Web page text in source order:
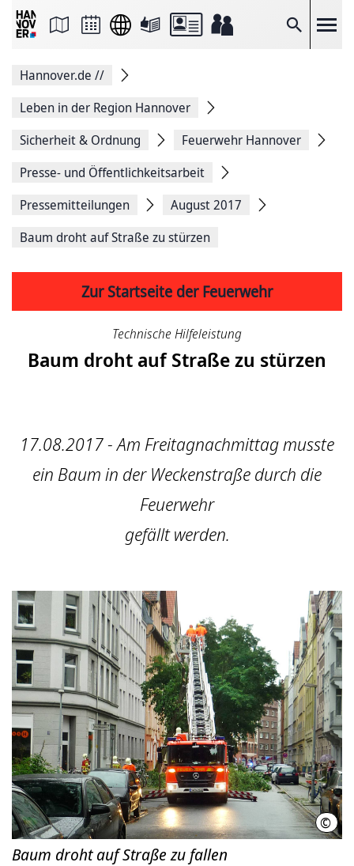
Suche
Seite
Facebook
teilen
Seitenlink
Seite
Hannover.de //
Leben in der Region Hannover
Sicherheit & Ordnung
Feuerwehr Hannover
Presse- und Öffentlichkeitsarbeit
Pressemitteilungen
August 2017
Baum droht auf Straße zu stürzen
Zur Startseite der Feuerwehr
Technische Hilfeleistung
Baum droht auf Straße zu stürzen
17.08.2017 - Am Freitagnachmittag musste
ein Baum in der Weckenstraße durch die
Feuerwehr
gefällt werden.
© LHH
Baum droht auf Straße zu fallen